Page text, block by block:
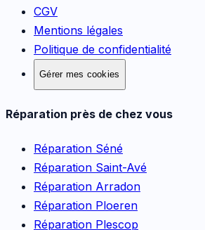
CGV
Mentions légales
Politique de confidentialité
Gérer mes cookies
Réparation près de chez vous
Réparation Séné
Réparation Saint-Avé
Réparation Arradon
Réparation Ploeren
Réparation Plescop